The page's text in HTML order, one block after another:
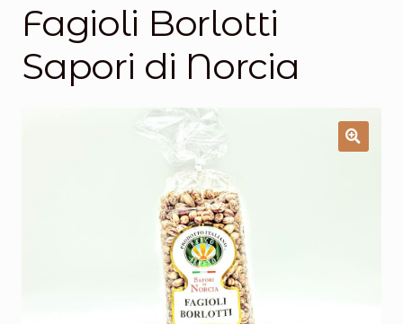
Formaggi
Legumi
Salse e condimenti
Fagioli Borlotti
Sapori di Norcia